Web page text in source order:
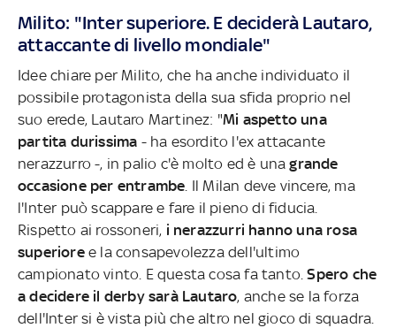
Milito: "Inter superiore. E deciderà Lautaro,
attaccante di livello mondiale"
Idee chiare per Milito, che ha anche individuato il
possibile protagonista della sua sfida proprio nel
suo erede, Lautaro Martinez: "Mi aspetto una
partita durissima - ha esordito l'ex attacante
nerazzurro -, in palio c'è molto ed è unagrande
occasione per entrambe . Il Milan deve vincere, ma
l'Inter può scappare e fare il pieno di fiducia.
Rispetto ai rossoneri, i nerazzurri hanno una rosa
superioree la consapevolezza dell'ultimo
campionato vinto. E questa cosa fa tanto.Spero che
a decidere il derby sarà Lautaro, anche se la forza
dell'Inter si è vista più che altro nel gioco di squadra.